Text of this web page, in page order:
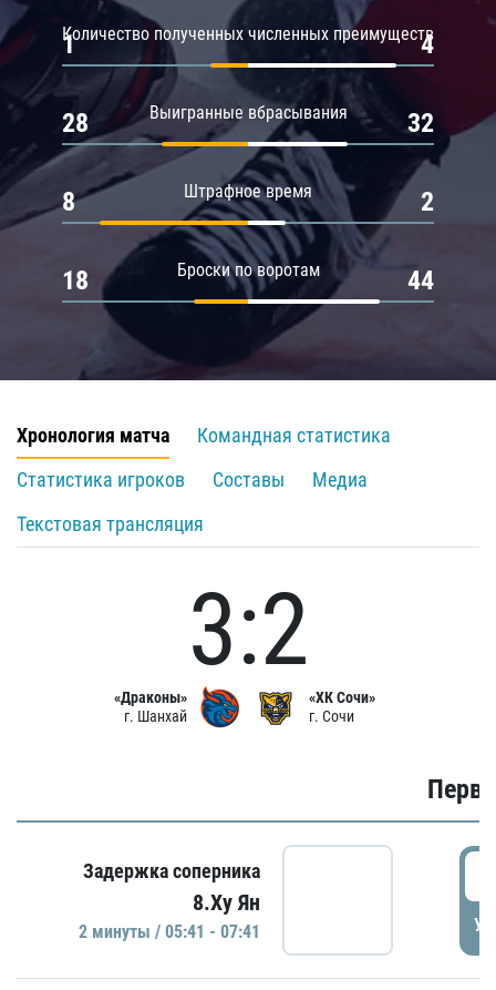
Количество полученных численных преимуществ
1 4
Выигранные вбрасывания
28 32
Штрафное время
8 2
Броски по воротам
18 44
Хронология матча
Командная статистика
Статистика игроков
Составы
Медиа
Текстовая трансляция
«Драконы»
г. Шанхай
3:2
«ХК Сочи»
г. Сочи
Задержка соперника
8.Ху Ян
2 минуты / 05:41 - 07:41